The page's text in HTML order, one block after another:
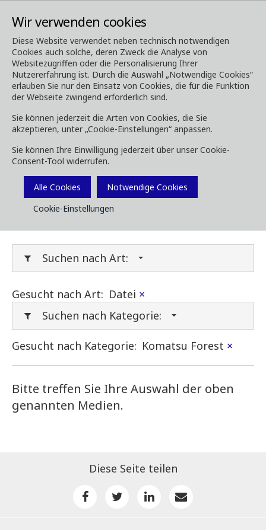
Wir verwenden cookies
Diese Website verwendet neben technisch notwendigen
Cookies auch solche, deren Zweck die Analyse von
Websitezugriffen oder die Personalisierung Ihrer
Nutzererfahrung ist. Durch die Auswahl „Notwendige Cookies“
erlauben Sie nur den Einsatz von Cookies, die für die Funktion
der Webseite zwingend erforderlich sind.
Sie können jederzeit die Arten von Cookies, die Sie
akzeptieren, unter „Cookie-Einstellungen“ anpassen.
Sie können Ihre Einwilligung jederzeit über unser Cookie-
Consent-Tool widerrufen.
Alle Cookies
Notwendige Cookies
Cookie-Einstellungen
Media Downloads
Downloads
Laden Sie Broschüren, Bilder, Videos,
Kundenmagazine und andere Medien herunter.
Sie können dies nach Typ oder Kategorie unten
Filtern.
Filter Media
Suchen nach Art:
Gesucht nach Art: Datei ×
Suchen nach Kategorie:
Gesucht nach Kategorie: Komatsu Forest ×
Bitte treffen Sie Ihre Auswahl der oben
genannten Medien.
Diese Seite teilen